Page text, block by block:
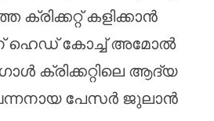
കളിക്കാൻ
ഹെഡ് കോച്ച് അമോൽ
ക്രിക്കറ്റിലെ ആദ്യ
പേസർ ജുലാൻ